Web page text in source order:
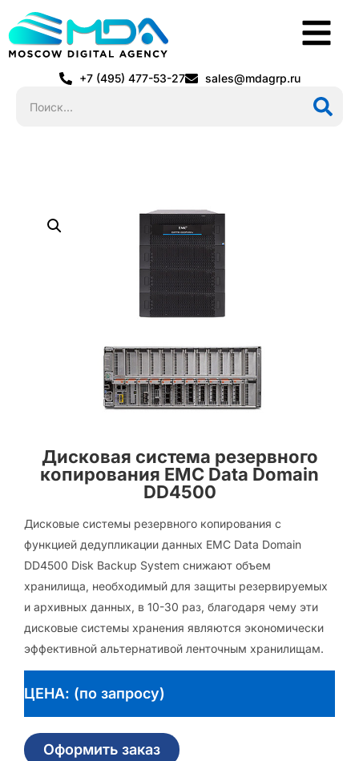
+7 (495) 477-53-27 sales@mdagrp.ru
Дисковая система резервного
копирования EMC Data Domain
DD4500
Дисковые системы резервного копирования с
функцией дедупликации данных EMC Data Domain
DD4500 Disk Backup System снижают объем
хранилища, необходимый для защиты резервируемых
и архивных данных, в 10-30 раз, благодаря чему эти
дисковые системы хранения являются экономически
эффективной альтернативой ленточным хранилищам.
ЦЕНА: (по запросу)
Оформить заказ